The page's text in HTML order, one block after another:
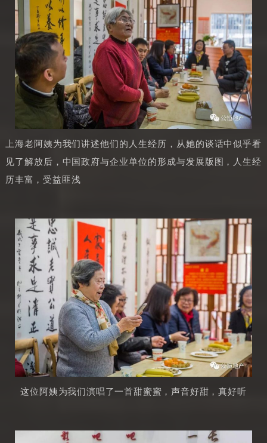
上海老阿姨为我们讲述他们的人生经历，从她的谈话中似乎看
见了解放后，中国政府与企业单位的形成与发展版图，人生经
历丰富，受益匪浅
这位阿姨为我们演唱了一首甜蜜蜜，声音好甜，真好听